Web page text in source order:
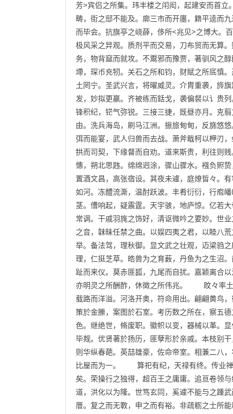
芳>宾侣之所集。玮丰楼之闬闳，起建安而首
畴，街之邸不能及。廓三市而开廛，籍平逵而
而毕会。抗旗亭之峣薛，侈所<兆见>之博大。
极风采之异观。质剂平而交易，刀布贸而无算
务，物背窳而就攻。不鬻邪而豫贾，著驯风之
墆，琛币充牣。关石之所和钧，财赋之所厎
土罔宁。圣武兴言，将曜威灵。介胄重袭，旍
发，妙拟更嬴。齐被练而銛戈，袭偏裻以讠贵
锋积纪，铓气弥锐。三接三捷，既昼亦月。克
由。洗兵海岛，刷马江洲。振旅甸甸，反旆
弭而能宴，武人归兽而去战。萧斧戢柯以柙刃
拱而司契，下缘督而自劝。道来斯贵，利往则
憓，朔北思韪。绵绵迥涂，骤山骤水。襁负赆
置酒文昌，高张宿设。其夜未遽，庭燎晢々。
如河。冻醴流澌，温酎跃波。丰肴衍衍，行庖
茎。傮响起，疑震霆。天宇骇，地庐惊。亿若
常调。干戚羽旄之饰好，清讴微吟之要妙。世
之音，韎昧任禁之曲。以娱四夷之君，以睦
举。备法驾，理秋御。显文武之壮观，迈梁驺
理，仁挺芝草。皓兽为之育薮，丹鱼为之生沼
趾而来仪。莫赤匪狐，九尾而自扰。嘉颖离合
亦明灵之所酬酢，休徵之所伟兆。 旼々率土
载路而洋溢。河洛开奥，符命用出。翩翩黄鸟
策於金縢，案图於石室。考历数之所在，察五
色。继绝世，脩废职。徽帜以变，器械以革。
毕觌。优贤著於扬历，匪孽形於亲戚。本枝别
则华纵春葩。英喆雄豪，佐命帝室。相兼二八
比屋而为一。 算祀有纪，天禄有终。传业禅
矣。荣操行之独得，超百王之庸庸。追亘卷领
道，洪化以为隆。世笃玄同，奚遽不能与之踵
厝。复之而无斁，申之而有裕。非疏粝之士所